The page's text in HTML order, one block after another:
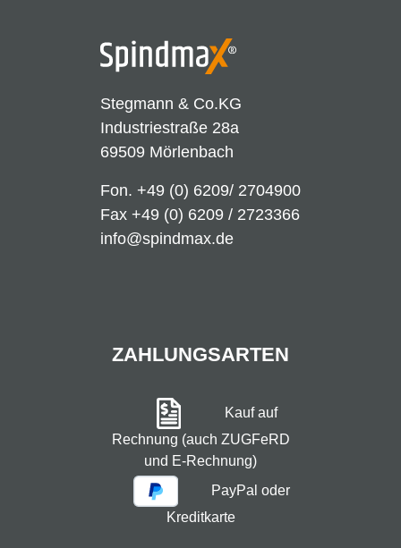
Stegmann & Co.KG
Industriestraße 28a
69509 Mörlenbach
Fon. +49 (0) 6209/ 2704900
Fax +49 (0) 6209 / 2723366
info@spindmax.de
ZAHLUNGSARTEN
Kauf auf
Rechnung (auch ZUGFeRD
und E-Rechnung)
PayPal oder
Kreditkarte